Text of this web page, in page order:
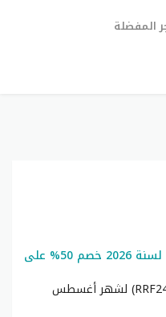
المفضلة
كود خصم نون السعودية والامارات لسنة 2026 خصم 50% على
ستحصل على كود خصم نون 2026 (RRF24) لشهر أغسطس